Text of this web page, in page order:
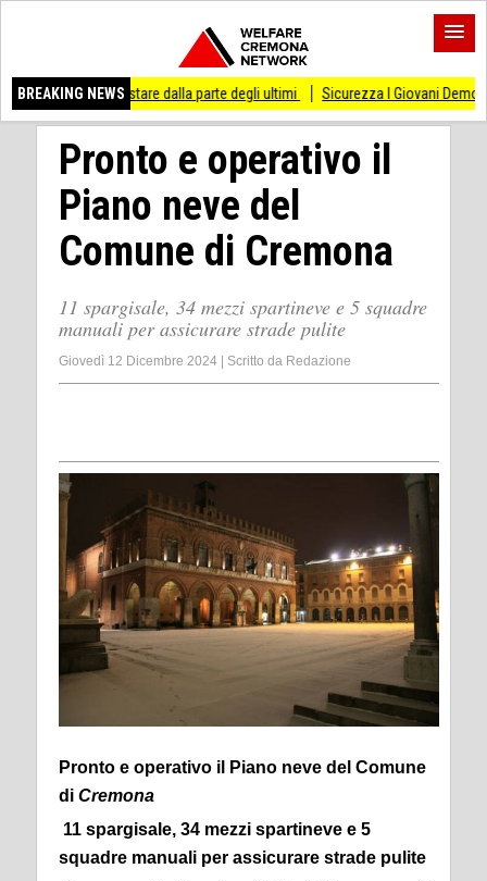
BREAKING NEWS
di stare dalla parte degli ultimi Sicurezza I Giovani Democratici ribattono
Pronto e operativo il
Piano neve del
Comune di Cremona
11 spargisale, 34 mezzi spartineve e 5 squadre
manuali per assicurare strade pulite
Giovedì 12 Dicembre 2024 Scritto da Redazione
Pronto e operativo il Piano neve del Comune
di Cremona
11 spargisale, 34 mezzi spartineve e 5
squadre manuali per assicurare strade pulite